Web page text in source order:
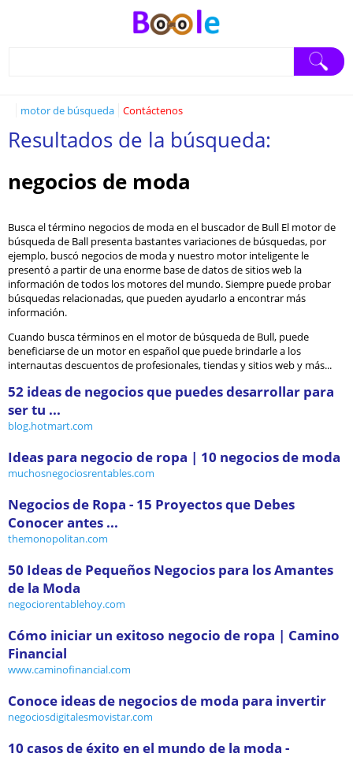
motor de búsqueda Contáctenos
Resultados de la búsqueda:
negocios de moda
Busca el término negocios de moda en el buscador de Bull El motor de
búsqueda de Ball presenta bastantes variaciones de búsquedas, por
ejemplo, buscó negocios de moda y nuestro motor inteligente le
presentó a partir de una enorme base de datos de sitios web la
información de todos los motores del mundo. Siempre puede probar
búsquedas relacionadas, que pueden ayudarlo a encontrar más
información.
Cuando busca términos en el motor de búsqueda de Bull, puede
beneficiarse de un motor en español que puede brindarle a los
internautas descuentos de profesionales, tiendas y sitios web y más...
52 ideas de negocios que puedes desarrollar para
ser tu ...
blog.hotmart.com
Ideas para negocio de ropa | 10 negocios de moda
muchosnegociosrentables.com
Negocios de Ropa - 15 Proyectos que Debes
Conocer antes ...
themonopolitan.com
50 Ideas de Pequeños Negocios para los Amantes
de la Moda
negociorentablehoy.com
Cómo iniciar un exitoso negocio de ropa | Camino
Financial
www.caminofinancial.com
Conoce ideas de negocios de moda para invertir
negociosdigitalesmovistar.com
10 casos de éxito en el mundo de la moda -